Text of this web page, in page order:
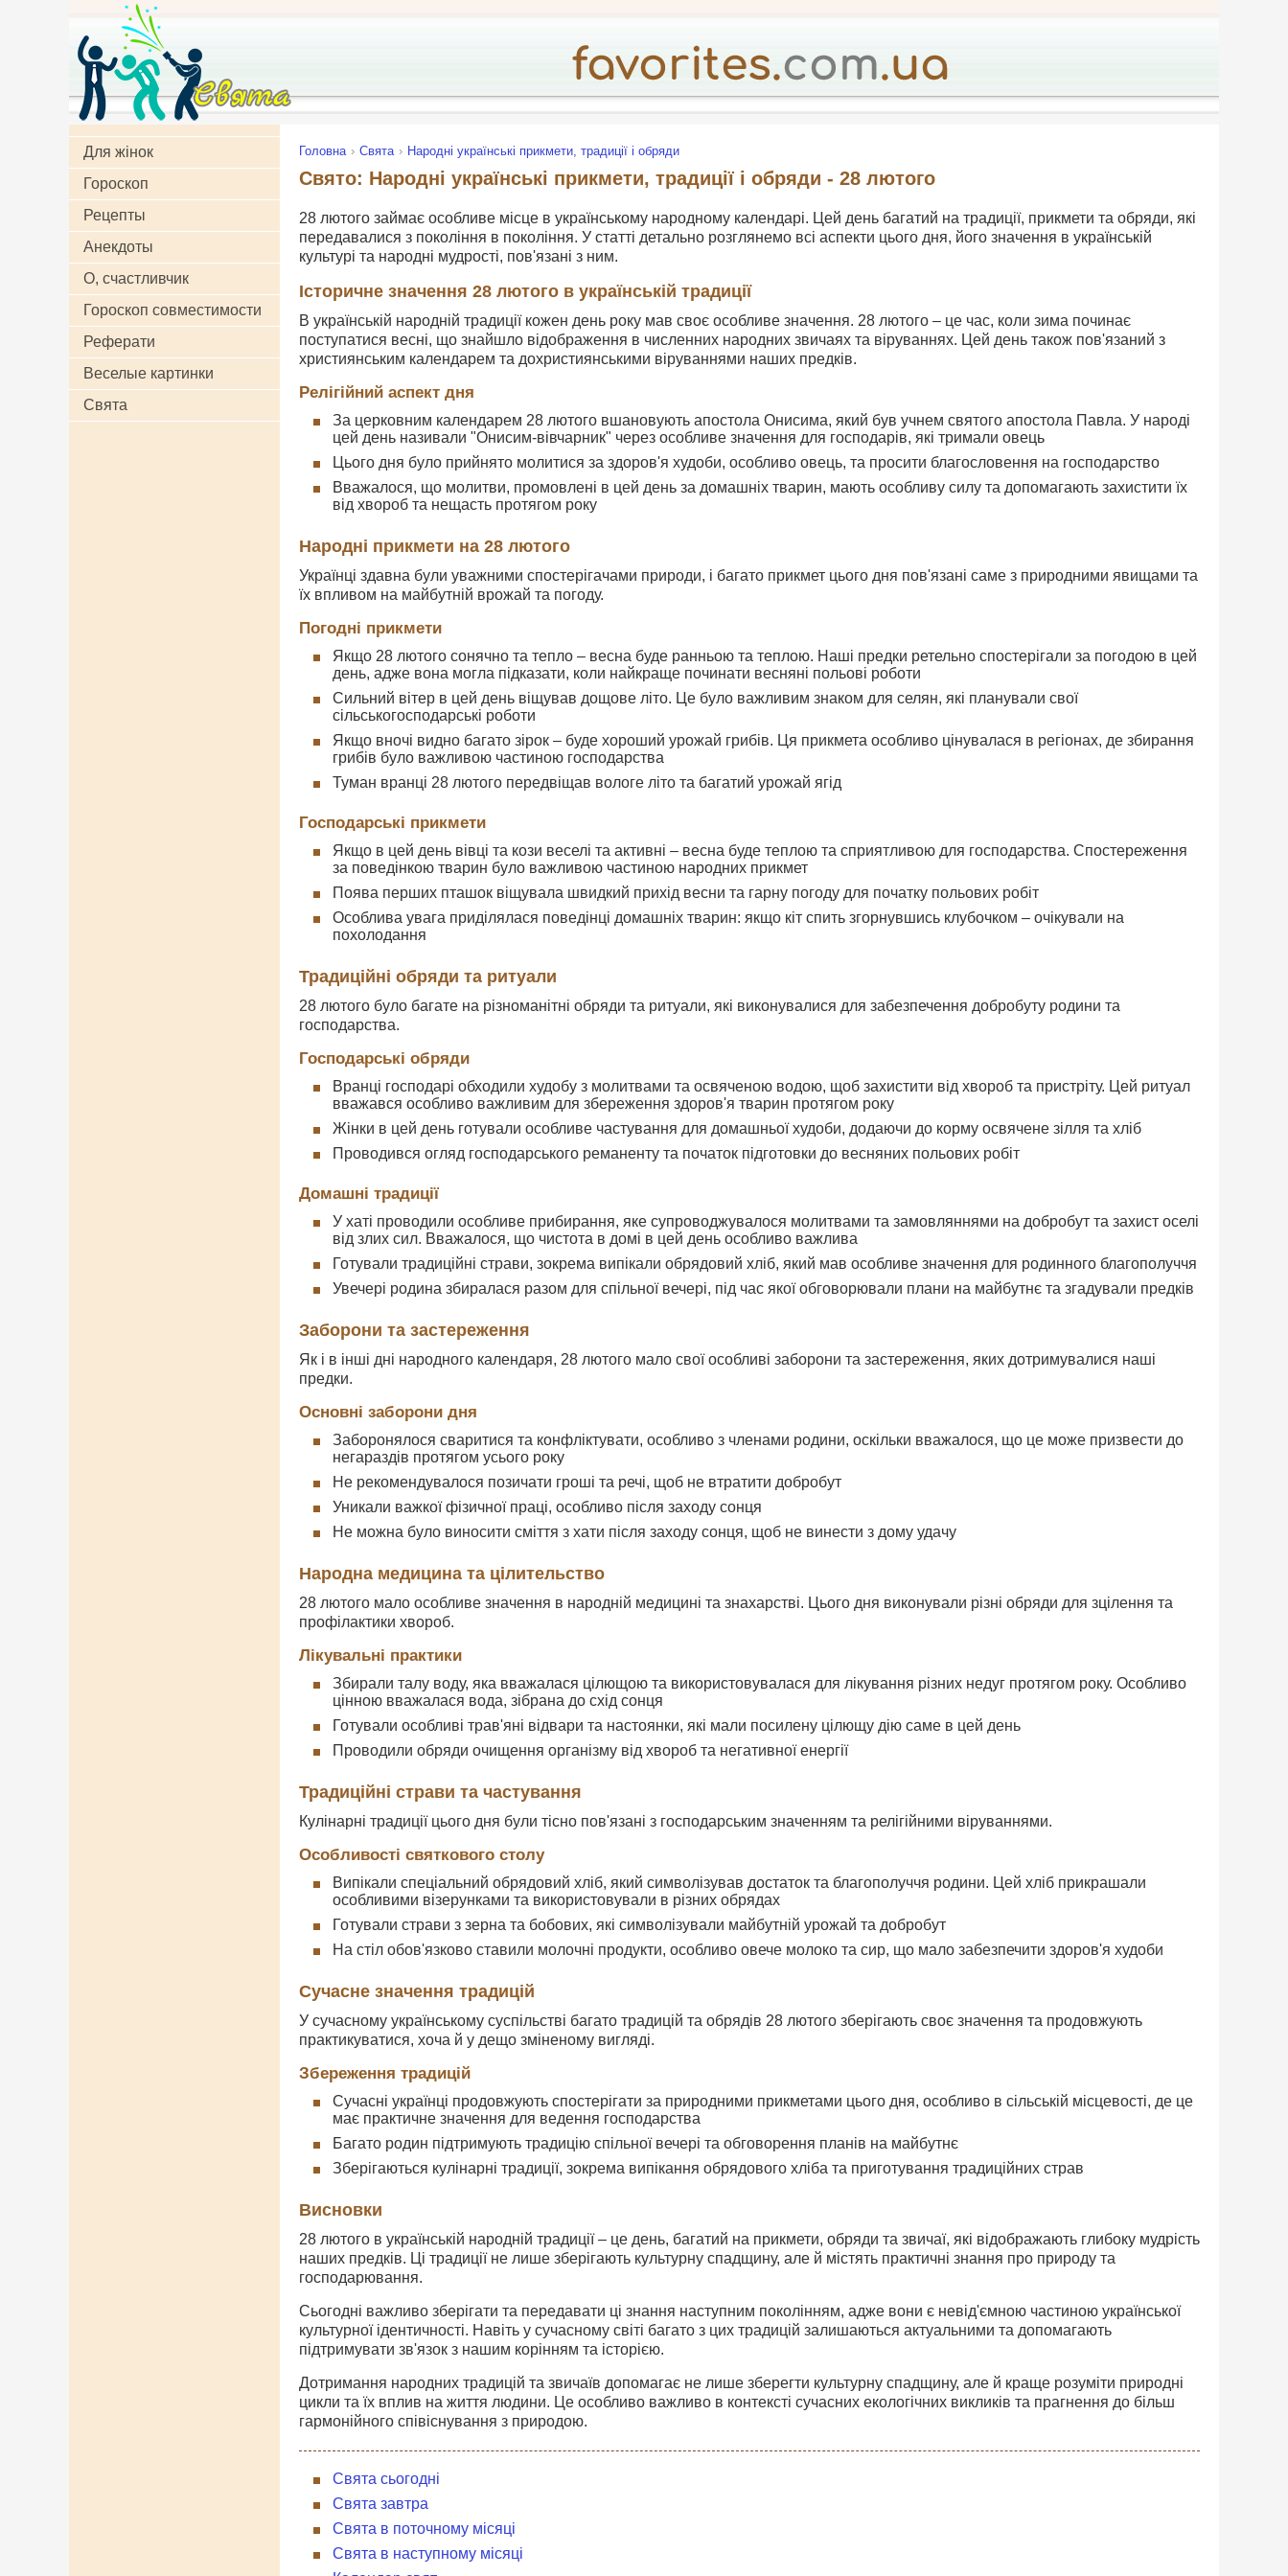
Для жінок
Гороскоп
Рецепты
Анекдоты
О, счастливчик
Гороскоп совместимости
Реферати
Веселые картинки
Свята
Головна Свята Народні українські прикмети, традиції і обряди
Свято: Народні українські прикмети, традиції і обряди - 28 лютого
28 лютого займає особливе місце в українському народному календарі. Цей день багатий на традиції, прикмети та обряди, які
передавалися з покоління в покоління. У статті детально розглянемо всі аспекти цього дня, його значення в українській
культурі та народні мудрості, пов'язані з ним.
Історичне значення 28 лютого в українській традиції
В українській народній традиції кожен день року мав своє особливе значення. 28 лютого – це час, коли зима починає
поступатися весні, що знайшло відображення в численних народних звичаях та віруваннях. Цей день також пов'язаний з
християнським календарем та дохристиянськими віруваннями наших предків.
Релігійний аспект дня
За церковним календарем 28 лютого вшановують апостола Онисима, який був учнем святого апостола Павла. У народі
цей день називали "Онисим-вівчарник" через особливе значення для господарів, які тримали овець
Цього дня було прийнято молитися за здоров'я худоби, особливо овець, та просити благословення на господарство
Вважалося, що молитви, промовлені в цей день за домашніх тварин, мають особливу силу та допомагають захистити їх
від хвороб та нещасть протягом року
Народні прикмети на 28 лютого
Українці здавна були уважними спостерігачами природи, і багато прикмет цього дня пов'язані саме з природними явищами та
їх впливом на майбутній врожай та погоду.
Погодні прикмети
Якщо 28 лютого сонячно та тепло – весна буде ранньою та теплою. Наші предки ретельно спостерігали за погодою в цей
день, адже вона могла підказати, коли найкраще починати весняні польові роботи
Сильний вітер в цей день віщував дощове літо. Це було важливим знаком для селян, які планували свої
сільськогосподарські роботи
Якщо вночі видно багато зірок – буде хороший урожай грибів. Ця прикмета особливо цінувалася в регіонах, де збирання
грибів було важливою частиною господарства
Туман вранці 28 лютого передвіщав вологе літо та багатий урожай ягід
Господарські прикмети
Якщо в цей день вівці та кози веселі та активні – весна буде теплою та сприятливою для господарства. Спостереження
за поведінкою тварин було важливою частиною народних прикмет
Поява перших пташок віщувала швидкий прихід весни та гарну погоду для початку польових робіт
Особлива увага приділялася поведінці домашніх тварин: якщо кіт спить згорнувшись клубочком – очікували на
похолодання
Традиційні обряди та ритуали
28 лютого було багате на різноманітні обряди та ритуали, які виконувалися для забезпечення добробуту родини та
господарства.
Господарські обряди
Вранці господарі обходили худобу з молитвами та освяченою водою, щоб захистити від хвороб та пристріту. Цей ритуал
вважався особливо важливим для збереження здоров'я тварин протягом року
Жінки в цей день готували особливе частування для домашньої худоби, додаючи до корму освячене зілля та хліб
Проводився огляд господарського реманенту та початок підготовки до весняних польових робіт
Домашні традиції
У хаті проводили особливе прибирання, яке супроводжувалося молитвами та замовляннями на добробут та захист оселі
від злих сил. Вважалося, що чистота в домі в цей день особливо важлива
Готували традиційні страви, зокрема випікали обрядовий хліб, який мав особливе значення для родинного благополуччя
Увечері родина збиралася разом для спільної вечері, під час якої обговорювали плани на майбутнє та згадували предків
Заборони та застереження
Як і в інші дні народного календаря, 28 лютого мало свої особливі заборони та застереження, яких дотримувалися наші
предки.
Основні заборони дня
Заборонялося сваритися та конфліктувати, особливо з членами родини, оскільки вважалося, що це може призвести до
негараздів протягом усього року
Не рекомендувалося позичати гроші та речі, щоб не втратити добробут
Уникали важкої фізичної праці, особливо після заходу сонця
Не можна було виносити сміття з хати після заходу сонця, щоб не винести з дому удачу
Народна медицина та цілительство
28 лютого мало особливе значення в народній медицині та знахарстві. Цього дня виконували різні обряди для зцілення та
профілактики хвороб.
Лікувальні практики
Збирали талу воду, яка вважалася цілющою та використовувалася для лікування різних недуг протягом року. Особливо
цінною вважалася вода, зібрана до схід сонця
Готували особливі трав'яні відвари та настоянки, які мали посилену цілющу дію саме в цей день
Проводили обряди очищення організму від хвороб та негативної енергії
Традиційні страви та частування
Кулінарні традиції цього дня були тісно пов'язані з господарським значенням та релігійними віруваннями.
Особливості святкового столу
Випікали спеціальний обрядовий хліб, який символізував достаток та благополуччя родини. Цей хліб прикрашали
особливими візерунками та використовували в різних обрядах
Готували страви з зерна та бобових, які символізували майбутній урожай та добробут
На стіл обов'язково ставили молочні продукти, особливо овече молоко та сир, що мало забезпечити здоров'я худоби
Сучасне значення традицій
У сучасному українському суспільстві багато традицій та обрядів 28 лютого зберігають своє значення та продовжують
практикуватися, хоча й у дещо зміненому вигляді.
Збереження традицій
Сучасні українці продовжують спостерігати за природними прикметами цього дня, особливо в сільській місцевості, де це
має практичне значення для ведення господарства
Багато родин підтримують традицію спільної вечері та обговорення планів на майбутнє
Зберігаються кулінарні традиції, зокрема випікання обрядового хліба та приготування традиційних страв
Висновки
28 лютого в українській народній традиції – це день, багатий на прикмети, обряди та звичаї, які відображають глибоку мудрість
наших предків. Ці традиції не лише зберігають культурну спадщину, але й містять практичні знання про природу та
господарювання.
Сьогодні важливо зберігати та передавати ці знання наступним поколінням, адже вони є невід'ємною частиною української
культурної ідентичності. Навіть у сучасному світі багато з цих традицій залишаються актуальними та допомагають
підтримувати зв'язок з нашим корінням та історією.
Дотримання народних традицій та звичаїв допомагає не лише зберегти культурну спадщину, але й краще розуміти природні
цикли та їх вплив на життя людини. Це особливо важливо в контексті сучасних екологічних викликів та прагнення до більш
гармонійного співіснування з природою.
Свята сьогодні
Свята завтра
Свята в поточному місяці
Свята в наступному місяці